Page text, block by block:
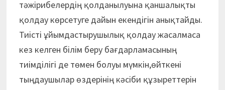
тәжірибелердің қолданылуына қаншалықты
қолдау көрсетуге дайын екендігін анықтайды.
Тиісті ұйымдастырушылық қолдау жасалмаса
кез келген білім беру бағдарламасының
тиімділігі де төмен болуы мүмкін,өйткені
тыңдаушылар өздерінің кәсіби құзыреттерін